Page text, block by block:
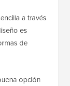
a través
es
de
opción